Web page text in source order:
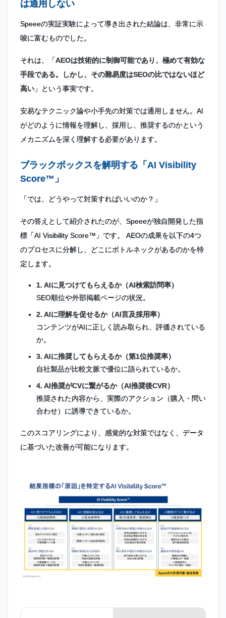
は通用しない
Speeeの実証実験によって導き出された結論は、非常に示
唆に富むものでした。
それは、「AEOは技術的に制御可能であり、極めて有効な
手段である。しかし、その難易度はSEOの比ではないほど
高い 」という事実です。
安易なテクニック論や小手先の対策では通用しません。AI
がどのように情報を理解し、採用し、推奨するのかという
メカニズムを深く理解する必要があります。
ブラックボックスを解明する「AI Visibility
Score™」
「では、どうやって対策すればいいのか？」
その答えとして紹介されたのが、Speeeが独自開発した指
標「AI Visibility Score™」です。 AEOの成果を以下の4つ
のプロセスに分解し、どこにボトルネックがあるのかを特
定します。
1. AIに見つけてもらえるか（AI検索訪問率）
SEO順位や外部掲載ページの状況。
2. AIに理解を促せるか（AI言及採用率）
コンテンツがAIに正しく読み取られ、評価されている
か。
3. AIに推奨してもらえるか（第1位推奨率）
自社製品が比較文脈で優位に語られているか。
4. AI推奨がCVに繋がるか（AI推奨後CVR）
推奨された内容から、実際のアクション（購入・問い
合わせ）に誘導できているか。
このスコアリングにより、感覚的な対策ではなく、データ
に基づいた改善が可能になります。